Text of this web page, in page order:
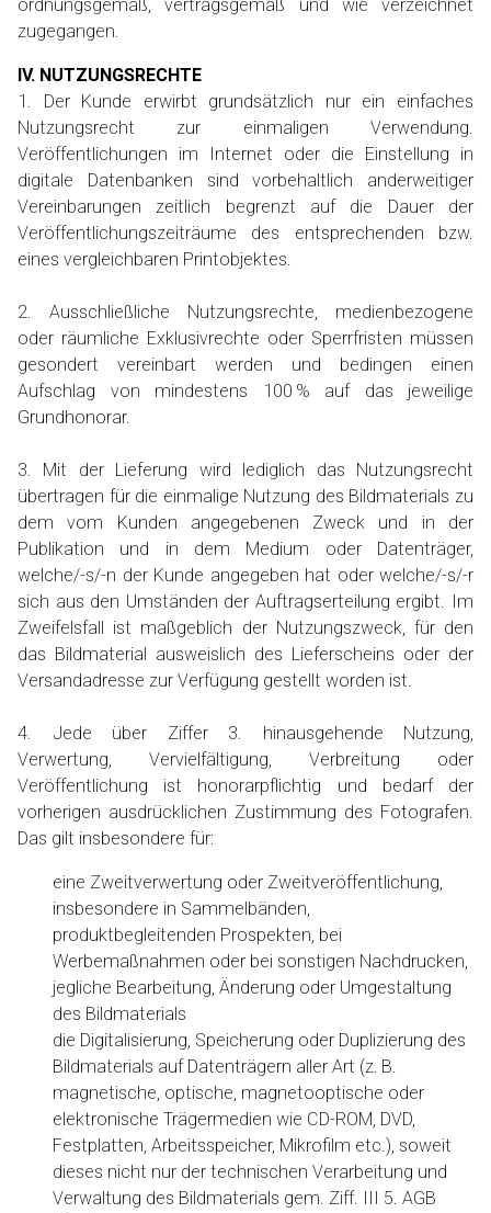
ordnungsgemäß, vertragsgemäß und wie verzeichnet
zugegangen.
IV. NUTZUNGSRECHTE
1. Der Kunde erwirbt grundsätzlich nur ein einfaches
Nutzungsrecht zur einmaligen Verwendung.
Veröffentlichungen im Internet oder die Einstellung in
digitale Datenbanken sind vorbehaltlich anderweitiger
Vereinbarungen zeitlich begrenzt auf die Dauer der
Veröffentlichungszeiträume des entsprechenden bzw.
eines vergleichbaren Printobjektes.
2. Ausschließliche Nutzungsrechte, medienbezogene
oder räumliche Exklusivrechte oder Sperrfristen müssen
gesondert vereinbart werden und bedingen einen
Aufschlag von mindestens 100 % auf das jeweilige
Grundhonorar.
3. Mit der Lieferung wird lediglich das Nutzungsrecht
übertragen für die einmalige Nutzung des Bildmaterials zu
dem vom Kunden angegebenen Zweck und in der
Publikation und in dem Medium oder Datenträger,
welche/-s/-n der Kunde angegeben hat oder welche/-s/-r
sich aus den Umständen der Auftragserteilung ergibt. Im
Zweifelsfall ist maßgeblich der Nutzungszweck, für den
das Bildmaterial ausweislich des Lieferscheins oder der
Versandadresse zur Verfügung gestellt worden ist.
4. Jede über Ziffer 3. hinausgehende Nutzung,
Verwertung, Vervielfältigung, Verbreitung oder
Veröffentlichung ist honorarpflichtig und bedarf der
vorherigen ausdrücklichen Zustimmung des Fotografen.
Das gilt insbesondere für:
eine Zweitverwertung oder Zweitveröffentlichung,
insbesondere in Sammelbänden,
produktbegleitenden Prospekten, bei
Werbemaßnahmen oder bei sonstigen Nachdrucken,
jegliche Bearbeitung, Änderung oder Umgestaltung
des Bildmaterials
die Digitalisierung, Speicherung oder Duplizierung des
Bildmaterials auf Datenträgern aller Art (z. B.
magnetische, optische, magnetooptische oder
elektronische Trägermedien wie CD-ROM, DVD,
Festplatten, Arbeitsspeicher, Mikrofilm etc.), soweit
dieses nicht nur der technischen Verarbeitung und
Verwaltung des Bildmaterials gem. Ziff. III 5. AGB